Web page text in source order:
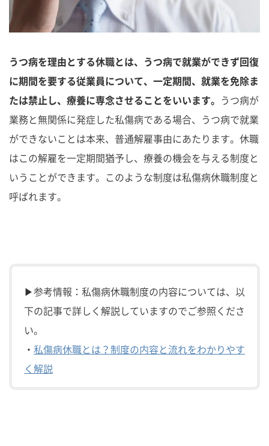
うつ病を理由とする休職とは、うつ病で就業ができず回復
に期間を要する従業員について、一定期間、就業を免除ま
たは禁止し、療養に専念させることをいいます。 うつ病が
業務と無関係に発症した私傷病である場合、うつ病で就業
ができないことは本来、普通解雇事由にあたります。休職
はこの解雇を一定期間猶予し、療養の機会を与える制度と
いうことができます。このような制度は私傷病休職制度と
呼ばれます。
▶参考情報：私傷病休職制度の内容については、以
下の記事で詳しく解説していますのでご参照くださ
い。
・ 私傷病休職とは？制度の内容と流れをわかりやす
く解説